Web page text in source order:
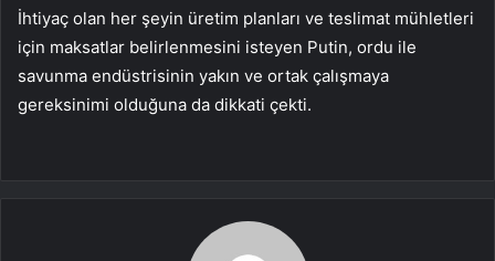
İhtiyaç olan her şeyin üretim planları ve teslimat mühletleri
için maksatlar belirlenmesini isteyen Putin, ordu ile
savunma endüstrisinin yakın ve ortak çalışmaya
gereksinimi olduğuna da dikkati çekti.